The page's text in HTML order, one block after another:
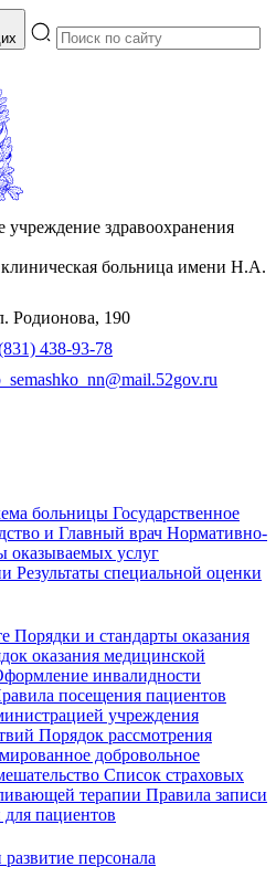
учреждение здравоохранения
больница имени Н.А.
Родионова, 190
438-93-78
больницы Государственное
и Главный врач Нормативно-
оказываемых услуг
Результаты специальной оценки
Порядки и стандарты оказания
оказания медицинской
инвалидности
посещения пациентов
учреждения
Порядок рассмотрения
добровольное
Список страховых
терапии Правила записи
пациентов
персонала